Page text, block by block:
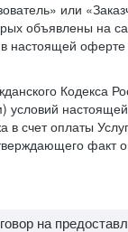
или
объявлены на
настоящей
Кодекса
условий
в счет оплаты
факт
на